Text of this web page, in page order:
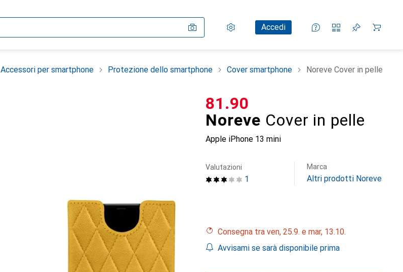
Impostazioni
Conto clienteAccedi
Liste di confronto
Liste dei desideri
Carrello
Accessori per smartphone Protezione dello smartphone Cover smartphone Noreve Cover in pelle
Noreve Cover in pelle
Apple iPhone 13 mini
CHF
81.90
1
Valutazioni Marca
Altri prodotti Noreve
Consegna tra ven, 25.9. e mar, 13.10.
Avvisami se sarà disponibile prima